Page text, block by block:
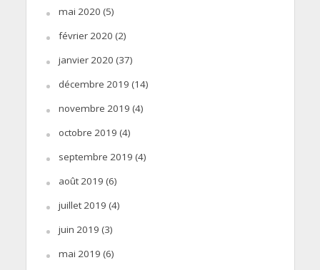
mai 2020 (5)
février 2020 (2)
janvier 2020 (37)
décembre 2019 (14)
novembre 2019 (4)
octobre 2019 (4)
septembre 2019 (4)
août 2019 (6)
juillet 2019 (4)
juin 2019 (3)
mai 2019 (6)